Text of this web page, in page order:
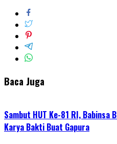
Baca Juga
Sambut HUT Ke-81 RI, Babinsa
Karya Bakti Buat Gapura